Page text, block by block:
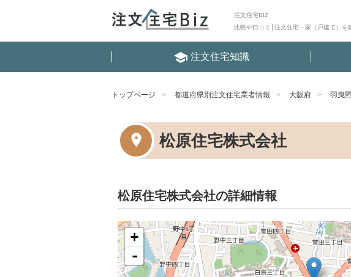
注文住宅BIZ
比較や口コミ│注文住宅・家（戸建て）を
school 注文住宅知識
トップページ 都道府県別注文住宅業者情報 大阪府 羽曳
松原住宅株式会社
松原住宅株式会社の詳細情報
+
-